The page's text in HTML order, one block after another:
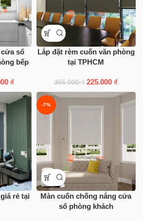
cửa sổ
bếp
₫
Lắp đặt rèm cuốn văn phòng
tại TPHCM
365.000₫ 225.000 ₫
rẻ tại
-7%
Màn cuốn chống nắng cửa
sổ phòng khách